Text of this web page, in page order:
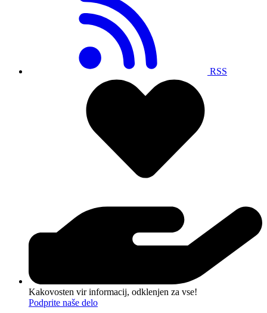
RSS
Kakovosten vir informacij, odklenjen za vse!
Podprite naše delo